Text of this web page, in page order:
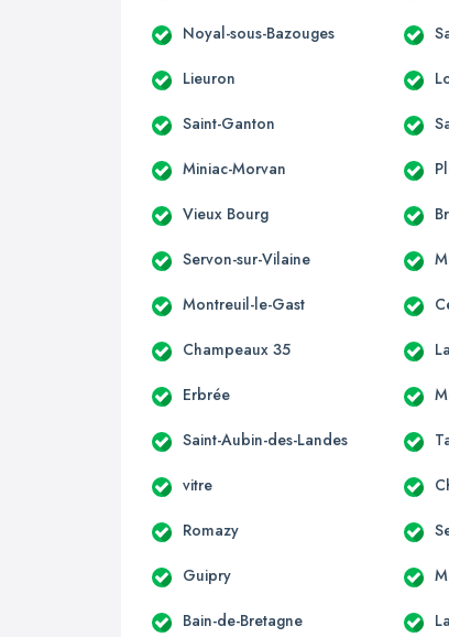
Noyal-sous-Bazouges
Lieuron
Saint-Ganton
Miniac-Morvan
Vieux Bourg
Servon-sur-Vilaine
Montreuil-le-Gast
Champeaux 35
Erbrée
Saint-Aubin-des-Landes
vitre
Romazy
Guipry
Bain-de-Bretagne